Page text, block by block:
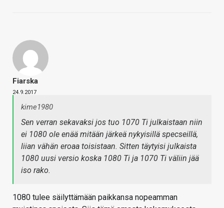
Fiarska
24.9.2017
kime1980
Sen verran sekavaksi jos tuo 1070 Ti julkaistaan niin
ei 1080 ole enää mitään järkeä nykyisillä specseillä,
liian vähän eroaa toisistaan. Sitten täytyisi julkaista
1080 uusi versio koska 1080 Ti ja 1070 Ti väliin jää
iso rako.
1080 tulee säilyttämään paikkansa nopeamman